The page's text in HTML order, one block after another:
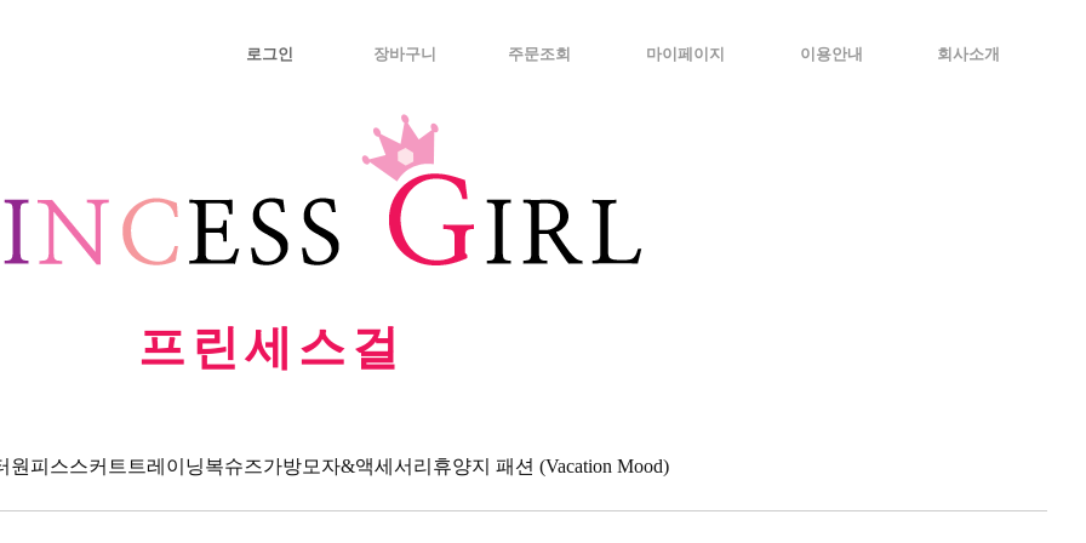
로그인 장바구니 주문조회 마이페이지 이용안내 회사소개
프린세스걸
원피스스커트 트레이닝복슈즈가방모자&액세서리 휴양지 패션 (Vacation Mood)